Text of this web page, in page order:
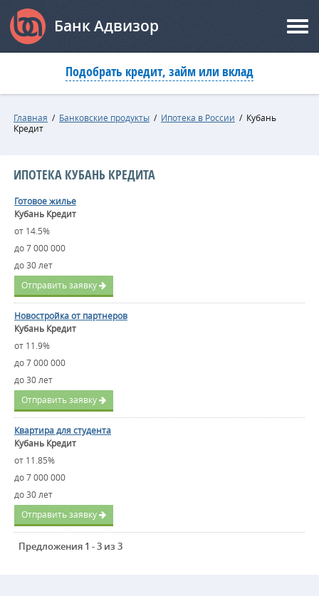
Банк Адвизор
Подобрать кредит, займ или вклад
Главная / Банковские продукты / Ипотека в России / Кубань
Кредит
ИПОТЕКА КУБАНЬ КРЕДИТА
Готовое жилье
Кубань Кредит
от 14.5%
до 7 000 000
до 30 лет
Отправить заявку
Новостройка от партнеров
Кубань Кредит
от 11.9%
до 7 000 000
до 30 лет
Отправить заявку
Квартира для студента
Кубань Кредит
от 11.85%
до 7 000 000
до 30 лет
Отправить заявку
Предложения 1 - 3 из 3